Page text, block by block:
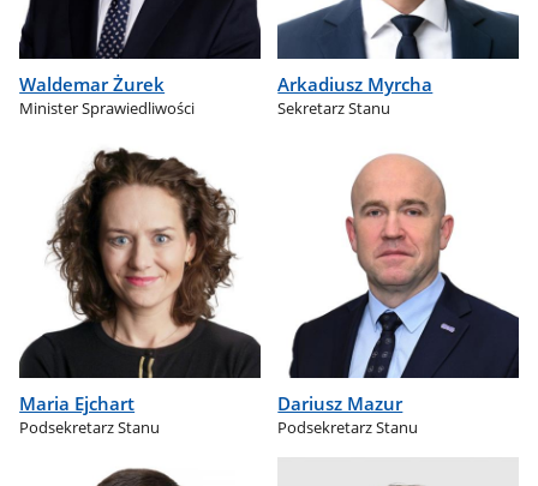
Waldemar Żurek
Minister Sprawiedliwości
Arkadiusz Myrcha
Sekretarz Stanu
Maria Ejchart
Podsekretarz Stanu
Dariusz Mazur
Podsekretarz Stanu